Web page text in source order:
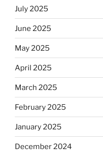
July 2025
June 2025
May 2025
April 2025
March 2025
February 2025
January 2025
December 2024